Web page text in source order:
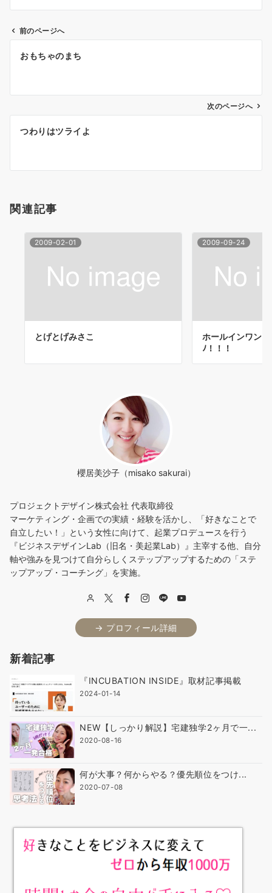
ゲ
シ
ン
前のページへ
おもちゃのまち
次のページへ
つわりはツライよ
関連記事
2009-02-01
とげとげみさこ
2009-09-24
ホールインワン
ﾉ！！！
櫻居美沙子（misako sakurai）
プロジェクトデザイン株式会社 代表取締役
マーケティング・企画での実績・経験を活かし、「好きなことで
自立したい！」という女性に向けて、起業プロデュースを行う
『ビジネスデザインLab（旧名・美起業Lab）』主宰する他、自分
軸や強みを見つけて自分らしくステップアップするための「ステ
ップアップ・コーチング」を実施。
→ プロフィール詳細
新着記事
『INCUBATION INSIDE』取材記事掲載
2024-01-14
NEW【しっかり解説】宅建独学2ヶ月で一...
2020-08-16
何が大事？何からやる？優先順位をつけ...
2020-07-08